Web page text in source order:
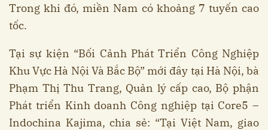
Trong khi đó, miền Nam có khoảng 7 tuyến cao
tốc.
Tại sự kiện “Bối Cảnh Phát Triển Công Nghiệp
Khu Vực Hà Nội Và Bắc Bộ” mới đây tại Hà Nội, bà
Phạm Thị Thu Trang, Quản lý cấp cao, Bộ phận
Phát triển Kinh doanh Công nghiệp tại Core5 –
Indochina Kajima, chia sẻ: “Tại Việt Nam, giao